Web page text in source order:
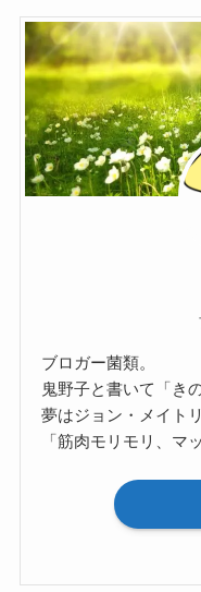
ブロガー菌類。
鬼野子と書いて「き
夢はジョン・メイト
「筋肉モリモリ、マ